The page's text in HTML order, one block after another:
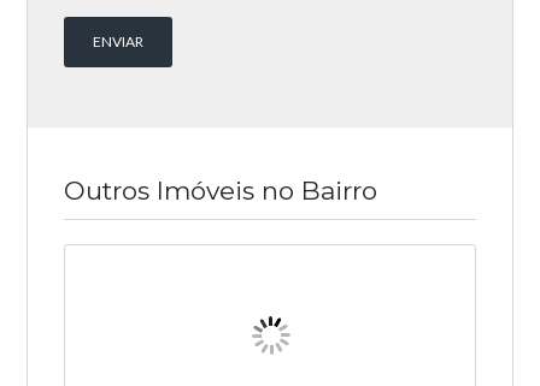
Outros Imóveis no Bairro